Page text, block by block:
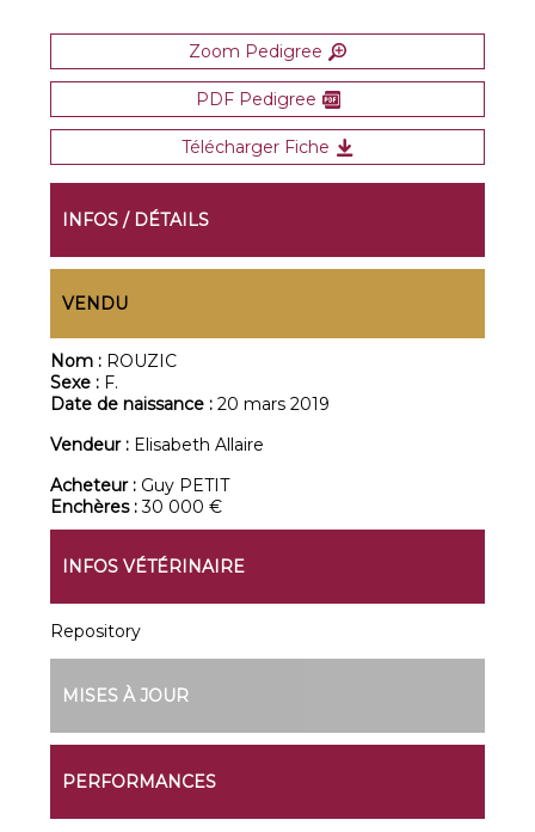
Zoom Pedigree
PDF Pedigree
Télécharger Fiche
INFOS / DÉTAILS
VENDU
Nom : ROUZIC
Sexe : F.
Date de naissance :20 mars 2019
Vendeur : Elisabeth Allaire
Acheteur : Guy PETIT
Enchères :30 000 €
INFOS VÉTÉRINAIRE
Repository
MISES À JOUR
PERFORMANCES